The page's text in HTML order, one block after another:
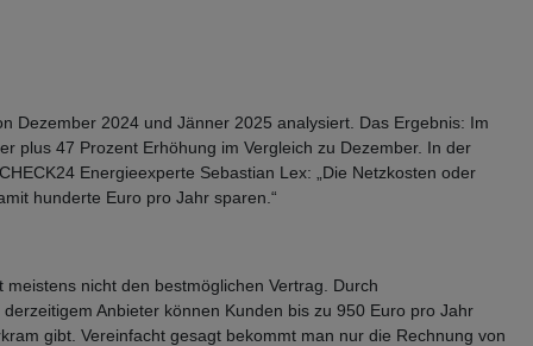
Dezember 2024 und Jänner 2025 analysiert. Das Ergebnis: Im
plus 47 Prozent Erhöhung im Vergleich zu Dezember. In der
Energieexperte Sebastian Lex: „Die Netzkosten oder
hunderte Euro pro Jahr sparen.“
nicht den bestmöglichen Vertrag. Durch
Anbieter können Kunden bis zu 950 Euro pro Jahr
gibt. Vereinfacht gesagt bekommt man nur die Rechnung von